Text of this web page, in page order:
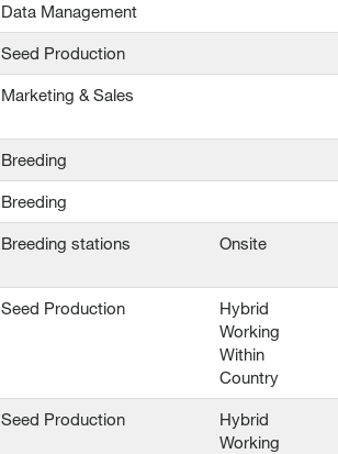
Data Management
Seed Production
Marketing & Sales
Breeding
Breeding
Breeding stations Onsite
Seed Production
Hybrid
Working
Within
Country
Seed Production
Hybrid
Working